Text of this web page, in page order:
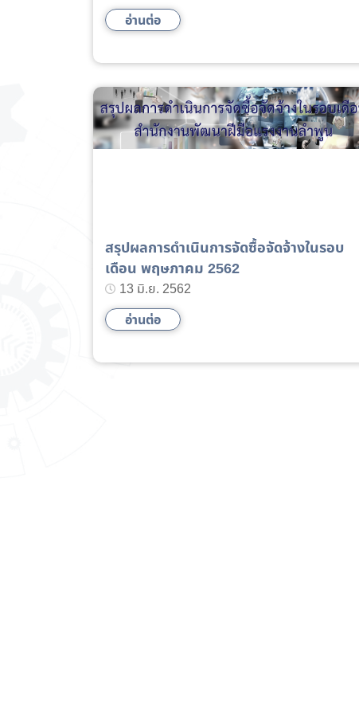
อ่านต่อ
สรุปผลการดำเนินการจัดซื้อจัดจ้างในรอบ
เดือน พฤษภาคม 2562
13 มิ.ย. 2562
อ่านต่อ